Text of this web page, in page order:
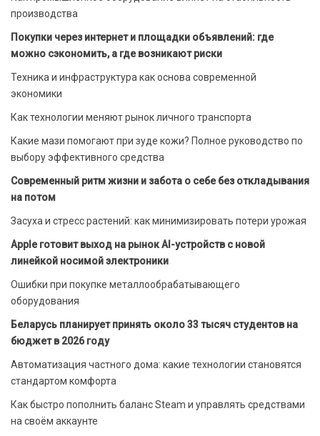
производства
Покупки через интернет и площадки объявлений: где
можно сэкономить, а где возникают риски
Техника и инфраструктура как основа современной
экономики
Как технологии меняют рынок личного транспорта
Какие мази помогают при зуде кожи? Полное руководство по
выбору эффективного средства
Современный ритм жизни и забота о себе без откладывания
на потом
Засуха и стресс растений: как минимизировать потери урожая
Apple готовит выход на рынок AI-устройств с новой
линейкой носимой электроники
Ошибки при покупке металлообрабатывающего
оборудования
Беларусь планирует принять около 33 тысяч студентов на
бюджет в 2026 году
Автоматизация частного дома: какие технологии становятся
стандартом комфорта
Как быстро пополнить баланс Steam и управлять средствами
на своём аккаунте